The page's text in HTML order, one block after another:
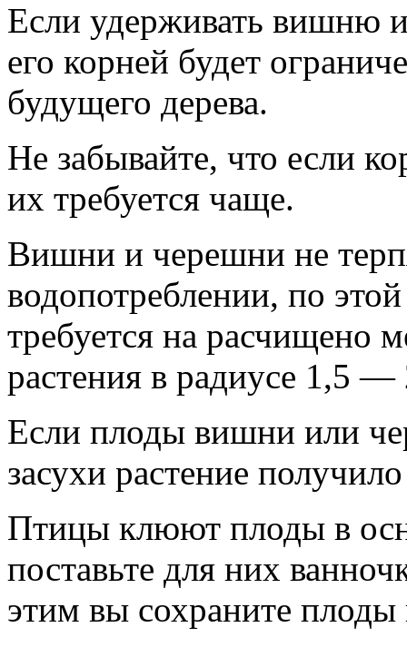
Если удерживать вишню
его корней будет
будущего дерева.
Не забывайте, что если
их требуется чаще.
Вишни и черешни не
водопотреблении, по
требуется на расчищено
растения в радиусе 1,5 —
Если плоды вишни или
засухи растение
Птицы клюют плоды в
поставьте для них
этим вы сохраните плоды